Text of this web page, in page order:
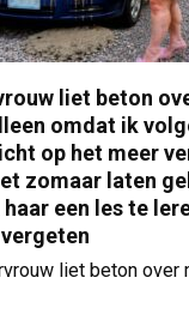
liet beton
omdat ik
op het meer
zomaar laten
een les te
liet beton over